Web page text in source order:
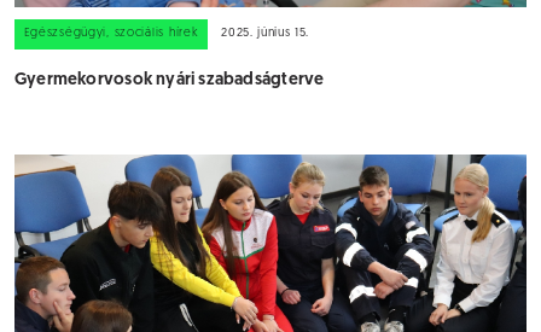
Egészségügyi, szociális hírek 2025. június 15.
Gyermekorvosok nyári szabadságterve